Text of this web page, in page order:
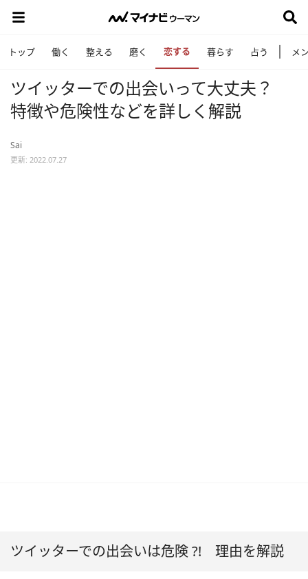
トップ 働く 整える 磨く 恋する 暮らす 占う メ
ツイッターでの出会いって大丈夫？
特徴や危険性などを詳しく解説
Sai
更新: 2022.07.27
ツイッターでの出会いは危険 ?! 理由を解説